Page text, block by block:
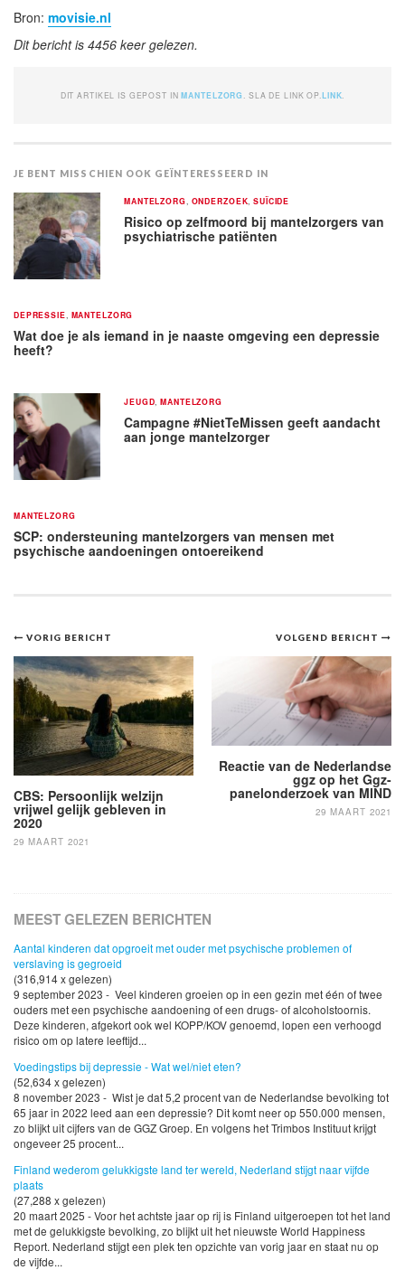
Bron: movisie.nl
Dit bericht is 4456 keer gelezen.
DIT ARTIKEL IS GEPOST INMANTELZORG . SLA DE LINK OP. LINK
JE BENT MISSCHIEN OOK GEÏNTERESSEERD IN
MANTELZORG ONDERZOEK ,SUÏCIDE
Risico op zelfmoord bij mantelzorgers van
psychiatrische patiënten
DEPRESSIE MANTELZORG
Wat doe je als iemand in je naaste omgeving een depressie
heeft?
JEUGD ,MANTELZORG
Campagne #NietTeMissen geeft aandacht
aan jonge mantelzorger
MANTELZORG
SCP: ondersteuning mantelzorgers van mensen met
psychische aandoeningen ontoereikend
Bericht
navigatie
VOLGEND BERICHT
Reactie van de Nederlandse
ggz op het Ggz-
panelonderzoek van MIND
29 MAART 2021
VORIG BERICHT
CBS: Persoonlijk welzijn
vrijwel gelijk gebleven in
2020
29 MAART 2021
MEEST GELEZEN BERICHTEN
Aantal kinderen dat opgroeit met ouder met psychische problemen of
verslaving is gegroeid
(316,914 x gelezen)
9 september 2023 - Veel kinderen groeien op in een gezin met één of twee
ouders met een psychische aandoening of een drugs- of alcoholstoornis.
Deze kinderen, afgekort ook wel KOPP/KOV genoemd, lopen een verhoogd
risico om op latere leeftijd...
Voedingstips bij depressie - Wat wel/niet eten?
(52,634 x gelezen)
8 november 2023 - Wist je dat 5,2 procent van de Nederlandse bevolking tot
65 jaar in 2022 leed aan een depressie? Dit komt neer op 550.000 mensen,
zo blijkt uit cijfers van de GGZ Groep. En volgens het Trimbos Instituut krijgt
ongeveer 25 procent...
Finland wederom gelukkigste land ter wereld, Nederland stijgt naar vijfde
plaats
(27,288 x gelezen)
20 maart 2025 - Voor het achtste jaar op rij is Finland uitgeroepen tot het land
met de gelukkigste bevolking, zo blijkt uit het nieuwste World Happiness
Report. Nederland stijgt een plek ten opzichte van vorig jaar en staat nu op
de vijfde...